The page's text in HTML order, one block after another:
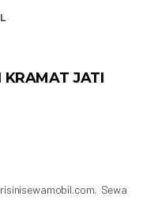
KRAMAT JATI
Sewa